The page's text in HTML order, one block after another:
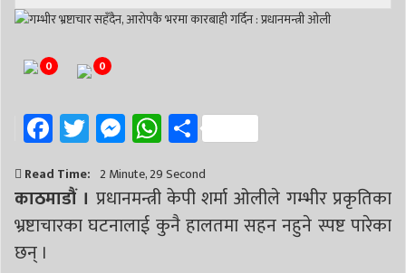
0 0
Facebook
Twitter
Messenger
WhatsApp
Share
Read Time: 2 Minute, 29 Second
काठमाडौं । प्रधानमन्त्री केपी शर्मा ओलीले गम्भीर प्रकृतिका
भ्रष्टाचारका घटनालाई कुनै हालतमा सहन नहुने स्पष्ट पारेका
छन् ।